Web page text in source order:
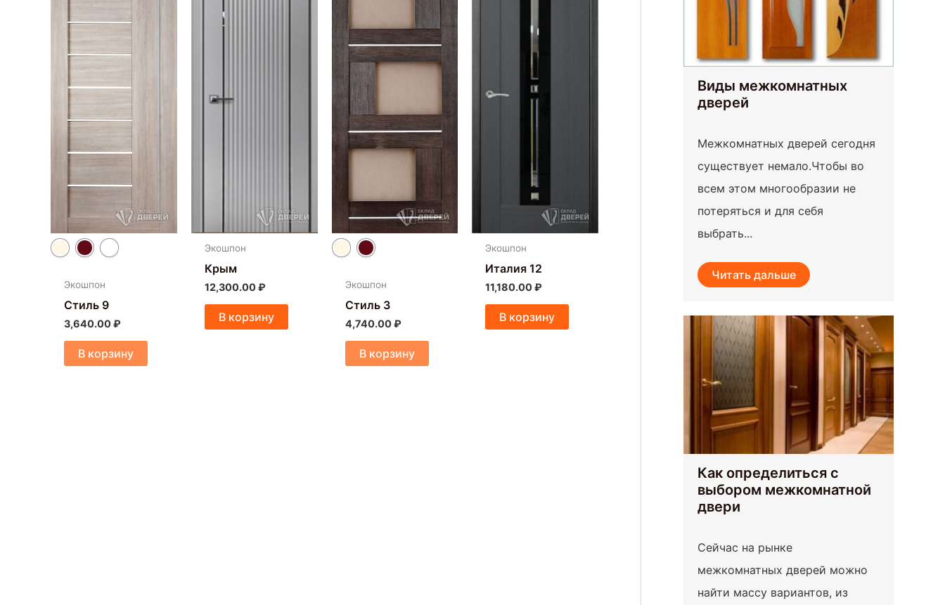
Экошпон
Стиль 9
3,640.00₽
В корзину
Экошпон
Крым
12,300.00₽
В корзину
Экошпон
Стиль 3
4,740.00₽
В корзину
несколько
вариаций.
Опции
можно
странице
товара.
Экошпон
Италия 12
11,180.00₽
В корзину
Виды межкомнатных
дверей
Межкомнатных дверей сегодня
существует немало.Чтобы во
всем этом многообразии не
потеряться и для себя
выбрать...
Читать дальше
Как определиться с
выбором межкомнатной
двери
Сейчас на рынке
межкомнатных дверей можно
найти массу вариантов, из